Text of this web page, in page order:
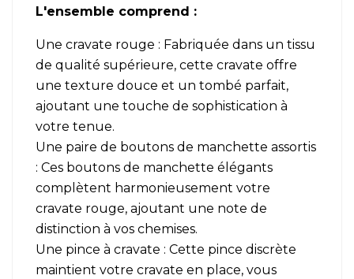
L'ensemble comprend :
Une cravate rouge : Fabriquée dans un tissu
de qualité supérieure, cette cravate offre
une texture douce et un tombé parfait,
ajoutant une touche de sophistication à
votre tenue.
Une paire de boutons de manchette assortis
: Ces boutons de manchette élégants
complètent harmonieusement votre
cravate rouge, ajoutant une note de
distinction à vos chemises.
Une pince à cravate : Cette pince discrète
maintient votre cravate en place, vous